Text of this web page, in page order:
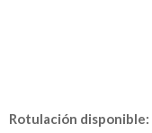
Rotulación disponible: